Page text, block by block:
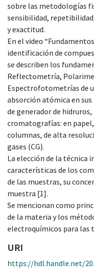
sobre las metodologías
sensibilidad,
y exactitud.
En el video
identificación de
se describen los
Reflectometría,
Espectrofotometrías de
absorción atómica en
de generador de
cromatografías: en
columnas, de alta
gases (CG).
La elección de la técnica
características de los
de las muestras, su
muestra [1].
Se mencionan como
de la materia y los
electroquímicos para las
URI
https://hdl.handle.net/